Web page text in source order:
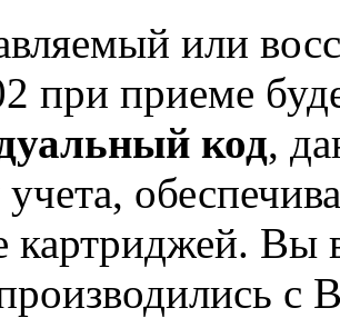
или
при приеме
код,
учета,
картриджей. Вы